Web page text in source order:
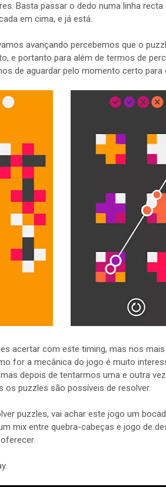
Basta passar o dedo numa linha recta
em cima, e já está.
avançando percebemos que o
e portanto para além de termos de
de aguardar pelo momento certo para
acertar com este timing, mas nos
for a mecânica do jogo é muito
depois de tentarmos uma e outra
os puzzles são possíveis de resolver.
puzzles, vai achar este jogo um
mix entre quebra-cabeças e jogo de